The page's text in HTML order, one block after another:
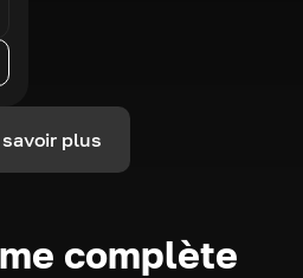
savoir plus
complète